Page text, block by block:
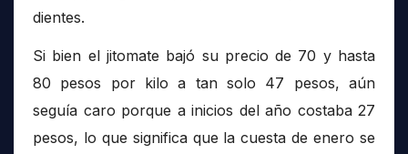
dientes.
Si bien el jitomate bajó su precio de 70 y hasta
80 pesos por kilo a tan solo 47 pesos, aún
seguía caro porque a inicios del año costaba 27
pesos, lo que significa que la cuesta de enero se